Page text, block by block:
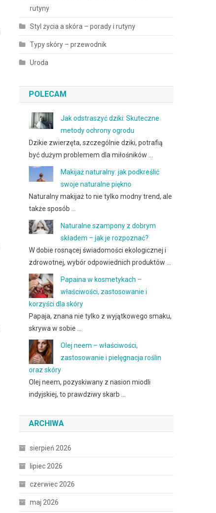
rutyny
Styl życia a skóra – porady i rutyny
Typy skóry – przewodnik
Uroda
POLECAM
Jak odstraszyć dziki: Skuteczne
metody ochrony ogrodu
Dzikie zwierzęta, szczególnie dziki, potrafią
być dużym problemem dla miłośników …
Makijaż naturalny: jak podkreślić
swoje naturalne piękno
Naturalny makijaż to nie tylko modny trend, ale
także sposób …
Naturalne szampony z dobrym
składem – jak je rozpoznać?
W dobie rosnącej świadomości ekologicznej i
zdrowotnej, wybór odpowiednich produktów …
Papaina w kosmetykach –
właściwości, zastosowanie i
korzyści dla skóry
Papaja, znana nie tylko z wyjątkowego smaku,
skrywa w sobie …
Olej neem – właściwości,
zastosowanie i pielęgnacja roślin
oraz skóry
Olej neem, pozyskiwany z nasion miodli
indyjskiej, to prawdziwy skarb …
ARCHIWA
sierpień 2026
lipiec 2026
czerwiec 2026
maj 2026